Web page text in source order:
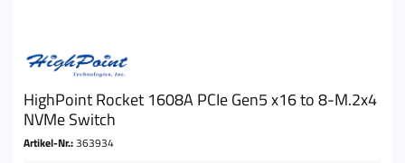
HighPoint Rocket 1608A PCIe Gen5 x16 to 8-M.2x4
NVMe Switch
Artikel-Nr.:363934